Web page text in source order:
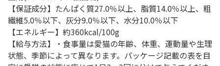
【保証成分】たんぱく質27.0％以上、脂質14.0％以上、粗
繊維5.0％以下、灰分9.0％以下、水分10.0％以下
【エネルギー】約360kcal/100g
【給与方法】・食事量は愛猫の年齢、体重、運動量や生理
状態、季節によって異なります。パッケージ記載の表を目